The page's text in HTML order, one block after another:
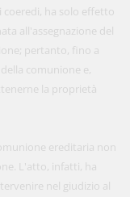
ha solo effetto
all'assegnazione del
pertanto, fino a
comunione e,
la proprietà
ereditaria non
L'atto, infatti, ha
nel giudizio al